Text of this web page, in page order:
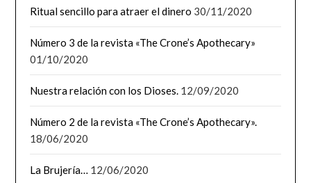
Ritual sencillo para atraer el dinero 30/11/2020
Número 3 de la revista «The Crone’s Apothecary»
01/10/2020
Nuestra relación con los Dioses. 12/09/2020
Número 2 de la revista «The Crone’s Apothecary».
18/06/2020
La Brujería… 12/06/2020